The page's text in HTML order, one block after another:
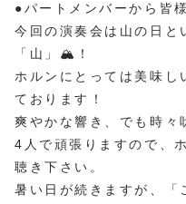
●パートメンバーから皆
今回の演奏会は山の日と
「山」🏔！
ホルンにとっては美味し
ております！
爽やかな響き、でも時々
4人で頑張りますので、
聴き下さい。
暑い日が続きますが、「